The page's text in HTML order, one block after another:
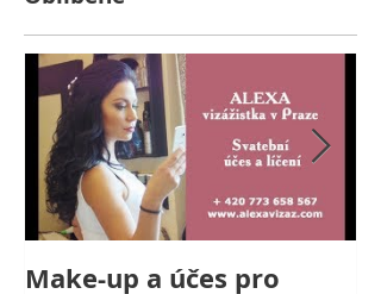
Make-up a účes pro